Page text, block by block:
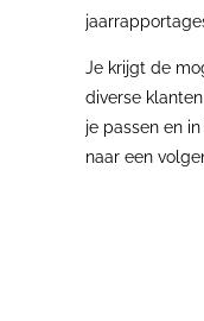
Je krijgt de
diverse
je passen en
naar een